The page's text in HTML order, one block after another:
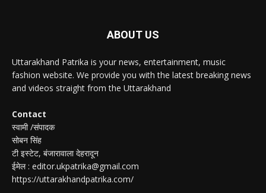
ABOUT US
Uttarakhand Patrika is your news, entertainment, music
fashion website. We provide you with the latest breaking news
and videos straight from the Uttarakhand
Contact
स्वामी /संपादक
सोबन सिंह
टी इस्टेट, बंजारावाला देहरादून
ईमेल : editor.ukpatrika@gmail.com
https://uttarakhandpatrika.com/